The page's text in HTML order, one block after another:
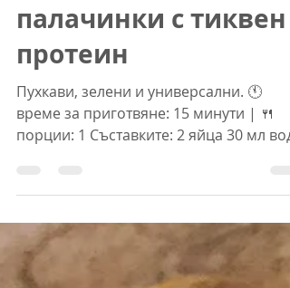
6.10.2021 г.
време за четене: 1 мин.
Протеинови
палачинки с тиквен
протеин
30 гр тиквен протеин щипка...